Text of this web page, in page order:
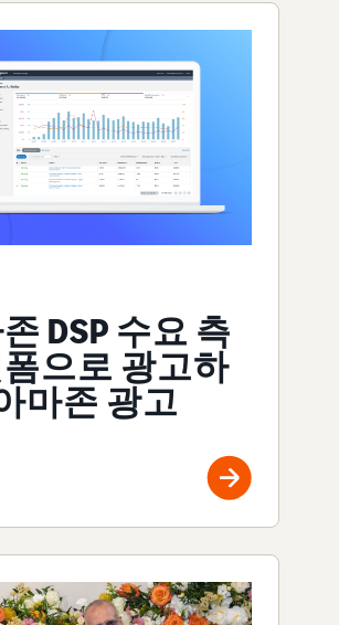
DSP 수요 측
으로 광고하
마존 광고